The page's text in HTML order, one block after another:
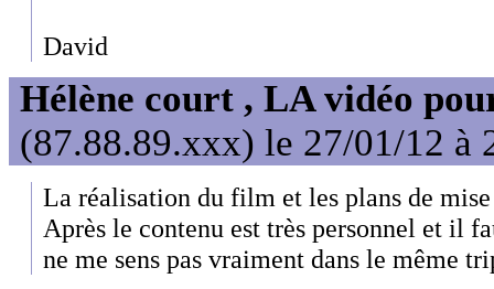
David
Hélène court , LA vidéo
(87.88.89.xxx) le 27/01/12 à
La réalisation du film et les plans de
Après le contenu est très personnel et il
ne me sens pas vraiment dans le même